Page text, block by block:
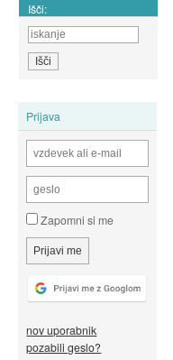
Išči:
Prijava
Zapomni si me
nov uporabnik
pozabili geslo?